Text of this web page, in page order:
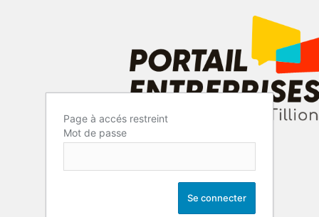
Page à accés restreint
Mot de passe